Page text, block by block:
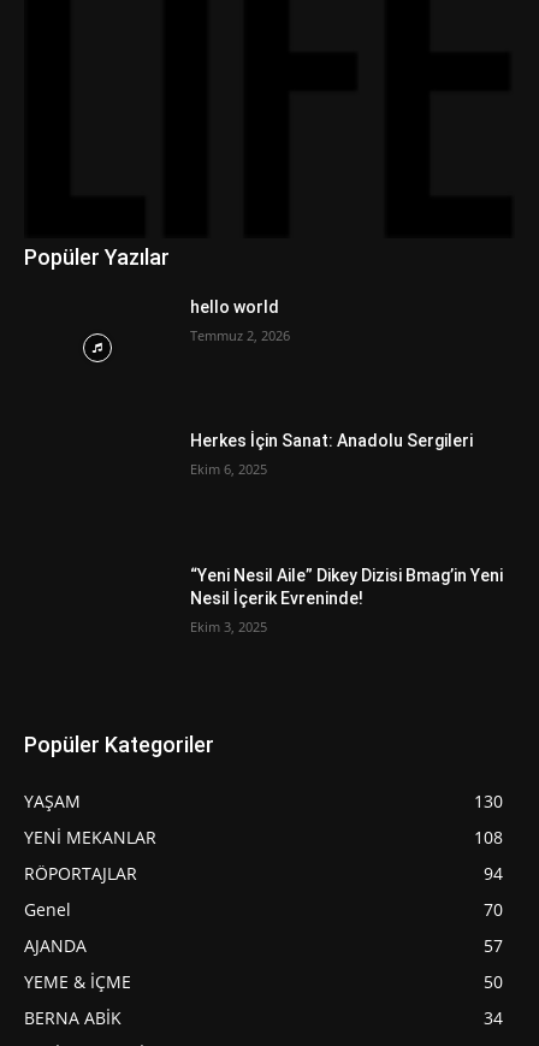
Popüler Yazılar
hello world
Temmuz 2, 2026
Herkes İçin Sanat: Anadolu Sergileri
Ekim 6, 2025
“Yeni Nesil Aile” Dikey Dizisi Bmag’in Yeni
Nesil İçerik Evreninde!
Ekim 3, 2025
Popüler Kategoriler
YAŞAM
130
YENİ MEKANLAR
108
RÖPORTAJLAR
94
Genel
70
AJANDA
57
YEME & İÇME
50
BERNA ABİK
34